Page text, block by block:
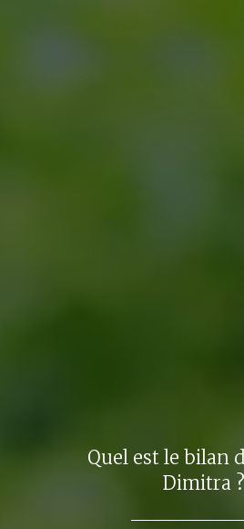
Quel est le bilan
Dimitra ?